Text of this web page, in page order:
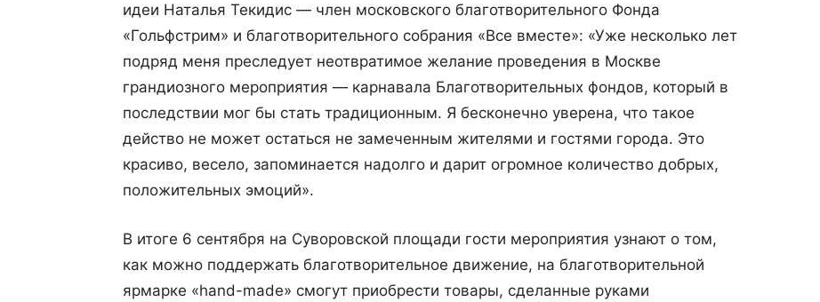
идеи Наталья Текидис — член московского благотворительного Фонда
«Гольфстрим» и благотворительного собрания «Все вместе»: «Уже несколько лет
подряд меня преследует неотвратимое желание проведения в Москве
грандиозного мероприятия — карнавала Благотворительных фондов, который в
последствии мог бы стать традиционным. Я бесконечно уверена, что такое
действо не может остаться не замеченным жителями и гостями города. Это
красиво, весело, запоминается надолго и дарит огромное количество добрых,
положительных эмоций».
В итоге 6 сентября на Суворовской площади гости мероприятия узнают о том,
как можно поддержать благотворительное движение, на благотворительной
ярмарке «hand-made» смогут приобрести товары, сделанные руками